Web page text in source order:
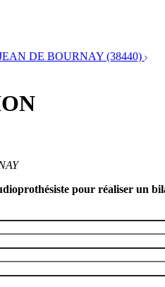
DE BOURNAY (38440)
pour réaliser un